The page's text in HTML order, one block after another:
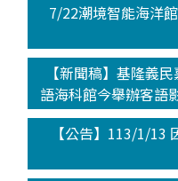
7/22潮境智能海洋
【新聞稿】基隆義
語海科館今舉辦客語
【公告】113/1/13